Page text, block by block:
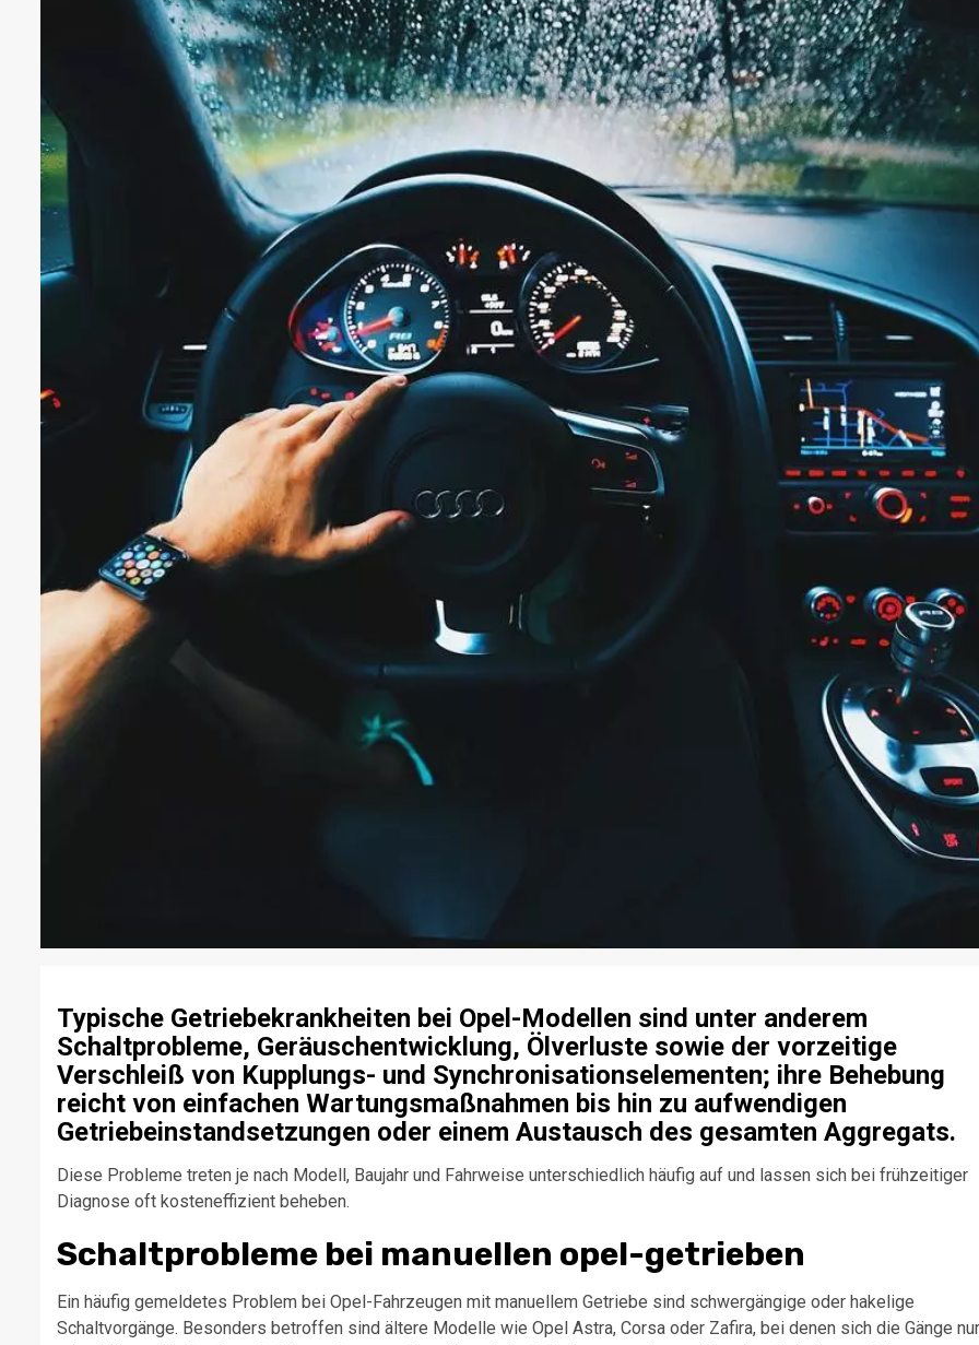
Typische Getriebekrankheiten bei Opel-Modellen sind unter anderem
Schaltprobleme, Geräuschentwicklung, Ölverluste sowie der vorzeitige
Verschleiß von Kupplungs- und Synchronisationselementen; ihre Behebung
reicht von einfachen Wartungsmaßnahmen bis hin zu aufwendigen
Getriebeinstandsetzungen oder einem Austausch des gesamten Aggregats.
Diese Probleme treten je nach Modell, Baujahr und Fahrweise unterschiedlich häufig auf und lassen sich bei frühzeitiger
Diagnose oft kosteneffizient beheben.
Schaltprobleme bei manuellen opel-getrieben
Ein häufig gemeldetes Problem bei Opel-Fahrzeugen mit manuellem Getriebe sind schwergängige oder hakelige
Schaltvorgänge. Besonders betroffen sind ältere Modelle wie Opel Astra, Corsa oder Zafira, bei denen sich die Gänge nur